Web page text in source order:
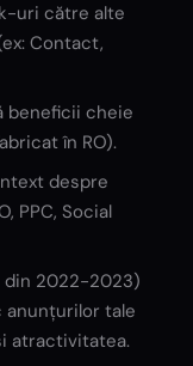
uri către alte
Contact,
beneficii cheie
în RO).
despre
PPC, Social
din 2022-2023)
anunțurilor tale
atractivitatea.